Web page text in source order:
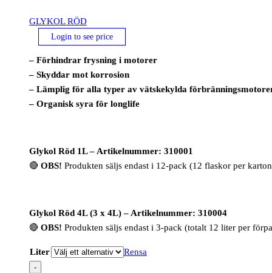
GLYKOL RÖD
Login to see price
– Förhindrar frysning i motorer
– Skyddar mot korrosion
– Lämplig för alla typer av vätskekylda
– Organisk syra för longlife
Glykol Röd 1L – Artikelnummer: 310001
🔴 OBS! Produkten säljs endast i 12-pack (12 flaskor per
Glykol Röd 4L (3 x 4L) – Artikelnummer: 310004
🔴 OBS! Produkten säljs endast i 3-pack (totalt 12 liter per
Liter Rensa
-